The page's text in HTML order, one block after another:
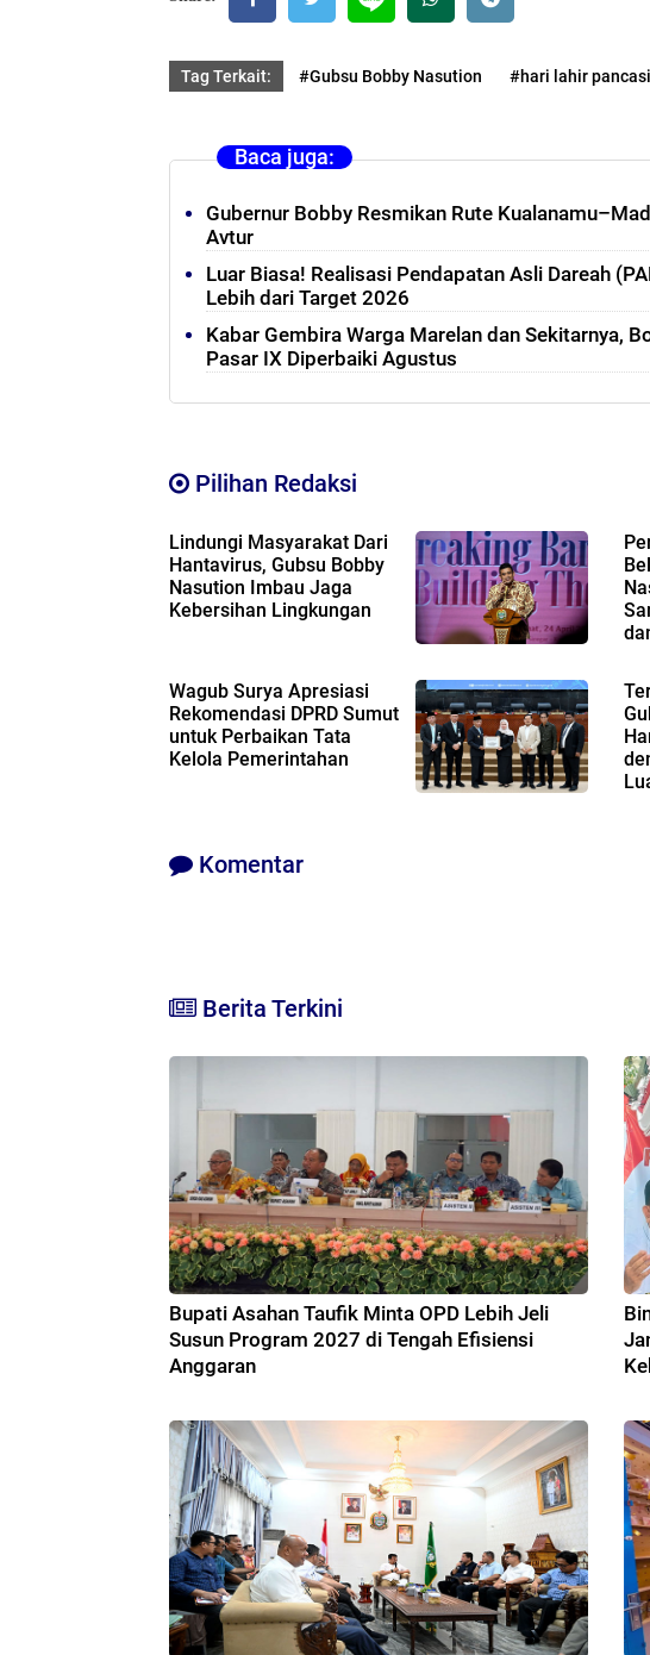
Tag Terkait: #Gubsu Bobby Nasution #hari lahir
Baca juga:
Gubernur Bobby Resmikan Rute
Avtur
‎Luar Biasa! Realisasi Pendapatan Asli Dareah
Lebih dari Target 2026
Kabar Gembira Warga Marelan dan Sekitarnya,
Pasar IX Diperbaiki Agustus
Pilihan Redaksi
Lindungi Masyarakat Dari
Hantavirus, Gubsu Bobby
Nasution Imbau Jaga
Kebersihan Lingkungan
Wagub Surya Apresiasi
Rekomendasi DPRD Sumut
untuk Perbaikan Tata
Kelola Pemerintahan
Komentar
Berita Terkini
Bupati Asahan Taufik Minta OPD Lebih Jeli
Susun Program 2027 di Tengah Efisiensi
Anggaran